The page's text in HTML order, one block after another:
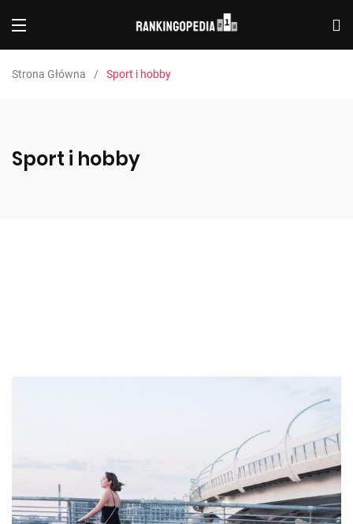
Strona Główna Sport i hobby
Sport i hobby